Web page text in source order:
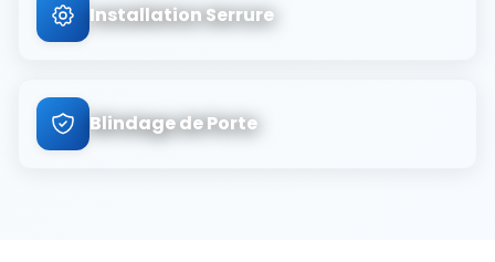
Installation Serrure
Blindage de Porte